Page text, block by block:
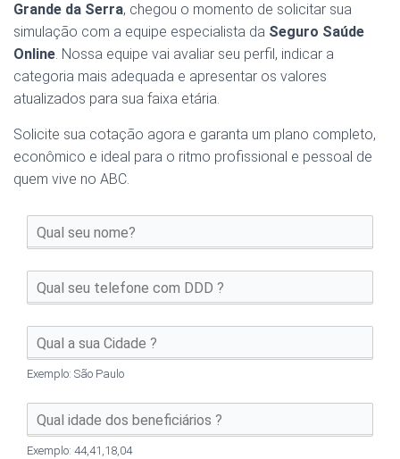
Grande da Serra, chegou o momento de solicitar sua
simulação com a equipe especialista da Seguro Saúde
Online. Nossa equipe vai avaliar seu perfil, indicar a
categoria mais adequada e apresentar os valores
atualizados para sua faixa etária.
Solicite sua cotação agora e garanta um plano completo,
econômico e ideal para o ritmo profissional e pessoal de
quem vive no ABC.
Exemplo: São Paulo
Exemplo: 44,41,18,04